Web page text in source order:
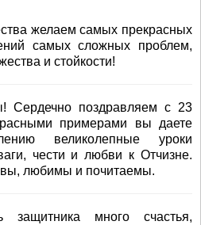
желаем самых прекрасных
самых сложных проблем,
и стойкости!
Сердечно поздравляем с 23
примерами вы даете
великолепные уроки
чести и любви к Отчизне.
любимы и почитаемы.
много счастья,